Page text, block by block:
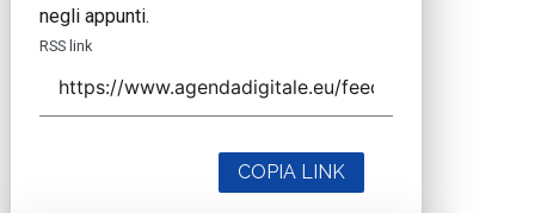
negli appunti.
RSS link
COPIA LINK